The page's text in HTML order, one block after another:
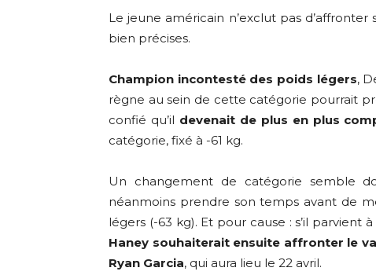
Le jeune américain n’exclut pas
bien précises.
Champion incontesté des poids légers,
règne au sein de cette catégorie pourrait
confié qu’il devenait de plus en plus
catégorie, fixé à -61 kg.
Un changement de catégorie semble
néanmoins prendre son temps avant de
légers (-63 kg). Et pour cause : s’il parvient
Haney souhaiterait ensuite affronter le
Ryan Garcia, qui aura lieu le 22 avril.